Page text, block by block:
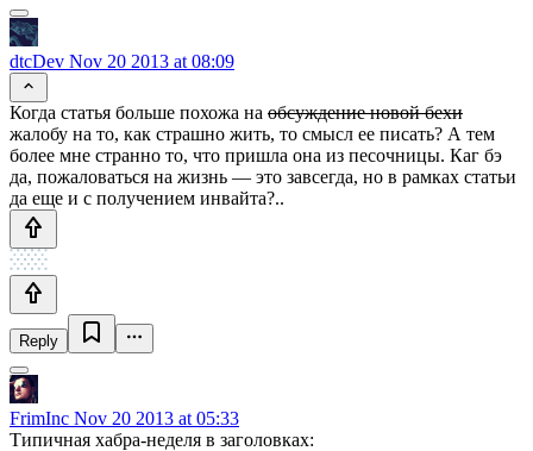
dtcDev Nov 20 2013 at 08:09
Когда статья больше похожа на обсуждение новой бехи
жалобу на то, как страшно жить, то смысл ее писать? А тем
более мне странно то, что пришла она из песочницы. Каг бэ
да, пожаловаться на жизнь — это завсегда, но в рамках статьи
да еще и с получением инвайта?..
Reply
FrimInc Nov 20 2013 at 05:33
Типичная хабра-неделя в заголовках: